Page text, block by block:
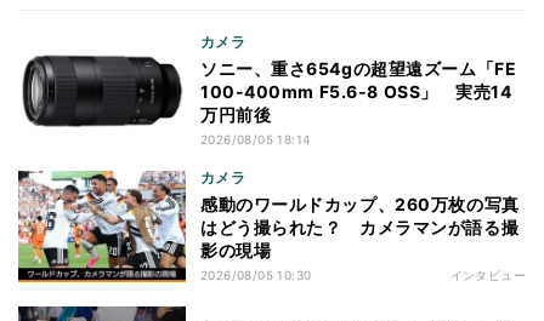
カメラ
ソニー、重さ654gの超望遠ズーム「FE
100-400mm F5.6-8 OSS」 実売14
万円前後
2026/08/05 18:14
カメラ
感動のワールドカップ、260万枚の写真
はどう撮られた？ カメラマンが語る撮
影の現場
2026/08/05 10:30 インタビュー